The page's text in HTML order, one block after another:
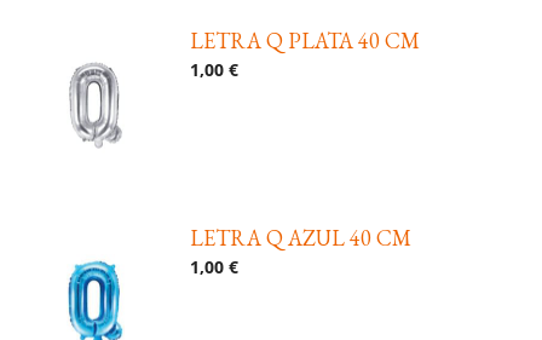
LETRA Q PLATA 40 CM
1,00 €
LETRA Q AZUL 40 CM
1,00 €